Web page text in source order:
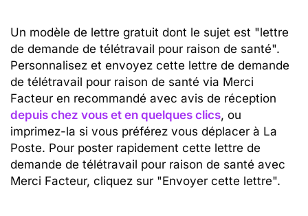
Un modèle de lettre gratuit dont le sujet est "lettre
de demande de télétravail pour raison de santé".
Personnalisez et envoyez cette lettre de demande
de télétravail pour raison de santé via Merci
Facteur en recommandé avec avis de réception
depuis chez vous et en quelques clics, ou
imprimez-la si vous préférez vous déplacer à La
Poste. Pour poster rapidement cette lettre de
demande de télétravail pour raison de santé avec
Merci Facteur, cliquez sur "Envoyer cette lettre".